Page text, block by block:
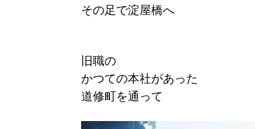
その足で淀屋橋へ
旧職の
かつての本社があった
道修町を通って